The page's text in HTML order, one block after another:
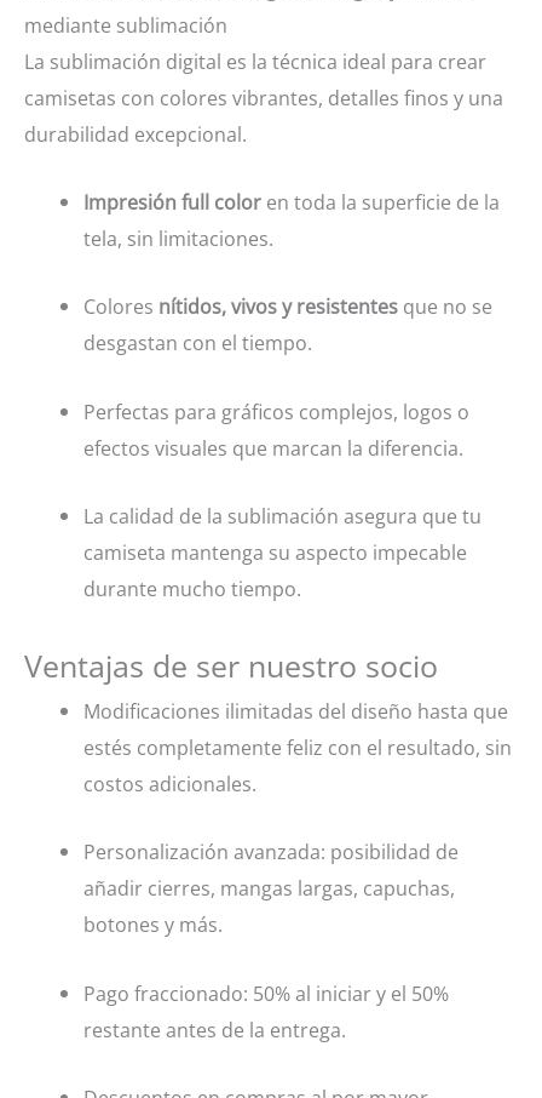
mediante sublimación
La sublimación digital es la técnica ideal para crear
camisetas con colores vibrantes, detalles finos y una
durabilidad excepcional.
Impresión full color en toda la superficie de la
tela, sin limitaciones.
Colores nítidos, vivos y resistentes que no se
desgastan con el tiempo.
Perfectas para gráficos complejos, logos o
efectos visuales que marcan la diferencia.
La calidad de la sublimación asegura que tu
camiseta mantenga su aspecto impecable
durante mucho tiempo.
Ventajas de ser nuestro socio
Modificaciones ilimitadas del diseño hasta que
estés completamente feliz con el resultado, sin
costos adicionales.
Personalización avanzada: posibilidad de
añadir cierres, mangas largas, capuchas,
botones y más.
Pago fraccionado: 50% al iniciar y el 50%
restante antes de la entrega.